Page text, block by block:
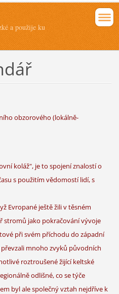
a použije ku
obzorového (lokálně-
koláž", je to spojení znalostí o
s použitím vědomostí lidí, s
Evropané ještě žili v těsném
stromů jako pokračování vývoje
při svém příchodu do západní
mnoho zvyků původních
roztroušené žijící keltské
odlišné, co se týče
byl ale společný vztah nejdříve k